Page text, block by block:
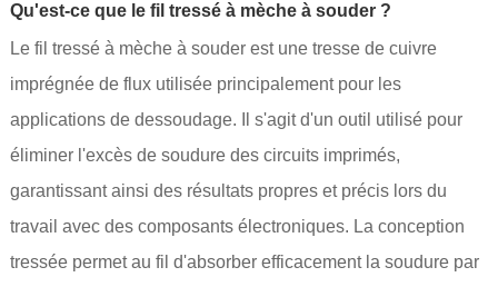
Qu'est-ce que le fil tressé à mèche à souder ?
Le fil tressé à mèche à souder est une tresse de cuivre
imprégnée de flux utilisée principalement pour les
applications de dessoudage. Il s'agit d'un outil utilisé pour
éliminer l'excès de soudure des circuits imprimés,
garantissant ainsi des résultats propres et précis lors du
travail avec des composants électroniques. La conception
tressée permet au fil d'absorber efficacement la soudure par